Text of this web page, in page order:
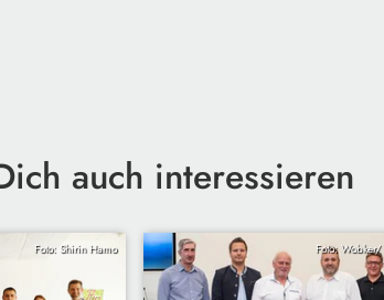
auch interessieren
Foto: Shirin Hamo Foto: Wobker/